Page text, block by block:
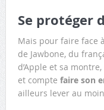
Se protéger
Mais pour faire face
de Jawbone, du
d’Apple et sa
et compte faire son
ailleurs lever au